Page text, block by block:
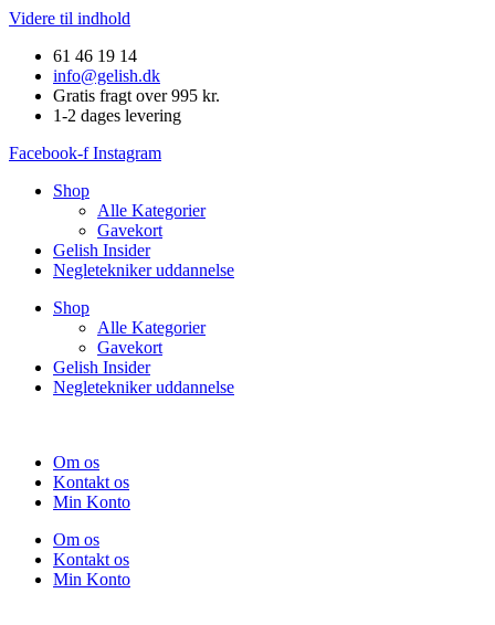
Videre til indhold
61 46 19 14
info@gelish.dk
Gratis fragt over 995 kr.
1-2 dages levering
Facebook-f Instagram
Shop
Alle Kategorier
Gavekort
Gelish Insider
Negletekniker uddannelse
Shop
Alle Kategorier
Gavekort
Gelish Insider
Negletekniker uddannelse
Om os
Kontakt os
Min Konto
Om os
Kontakt os
Min Konto